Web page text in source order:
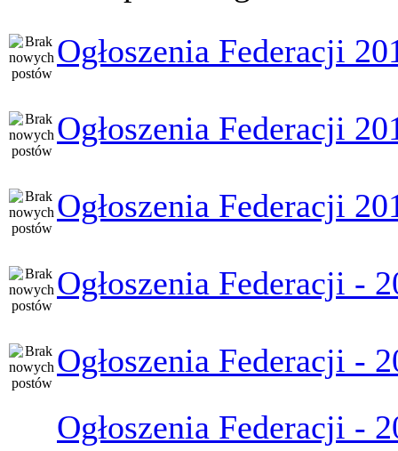
Ogłoszenia Federacji
Ogłoszenia Federacji
Ogłoszenia Federacji
Ogłoszenia Federacji -
Ogłoszenia Federacji -
Ogłoszenia Federacji -